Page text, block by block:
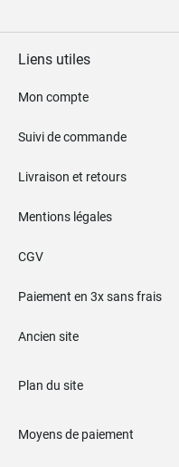
Liens utiles
Mon compte
Suivi de commande
Livraison et retours
Mentions légales
CGV
Paiement en 3x sans frais
Ancien site
Plan du site
Moyens de paiement